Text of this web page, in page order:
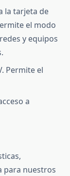
la tarjeta de
el modo
y equipos
Permite el
a
para nuestros